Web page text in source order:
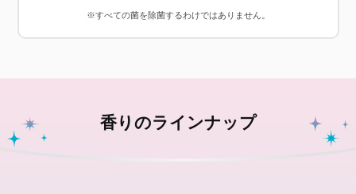
※すべての菌を除菌するわけではありません。
香りのラインナップ